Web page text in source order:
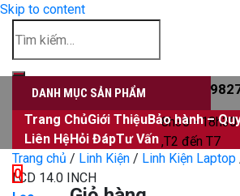
Skip to content
Đăng nhập
8h30 - 18h30
,T2 đến T7
0
DANH MỤC SẢN PHẨM
Trang ChủGiới ThiệuBảo hành –
Liên HệHỏi ĐápTư Vấn
Trang chủ / Linh Kiện / Linh Kiện Laptop
LCD 14.0 INCH